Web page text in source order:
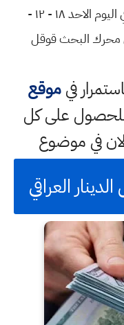
اسعار صرف الدولار مقابل الدينار العراقي اليوم الاحد ١٨ - ١٢ -
في محرك البحث قوقل
فيموقع
على كل
في موضوع
العراقي